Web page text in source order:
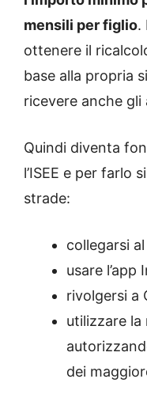
mensili per figlio.
ottenere il
base alla propria
ricevere anche
Quindi diventa
l’ISEE e per farlo
strade:
collegarsi
usare l’app
rivolgersi a
utilizzare la
dei